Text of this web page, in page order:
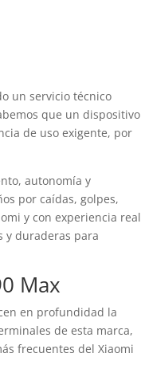
un servicio técnico
que un dispositivo
de uso exigente, por
autonomía y
por caídas, golpes,
y con experiencia real
y duraderas para
Max
en profundidad la
de esta marca,
frecuentes del Xiaomi